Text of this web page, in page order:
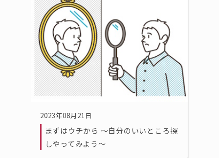
2023年08月21日
まずはウチから 〜自分のいいところ探
しやってみよう〜